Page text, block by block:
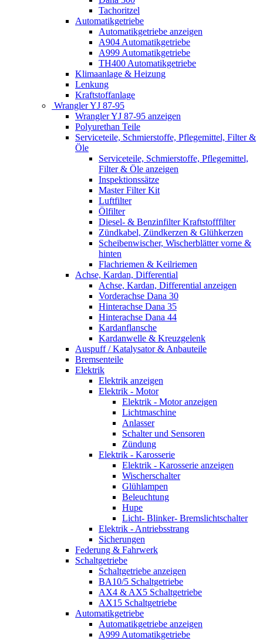
Tachoritzel
Automatikgetriebe
Automatikgetriebe anzeigen
A904 Automatikgetriebe
A999 Automatikgetriebe
TH400 Automatikgetriebe
Klimaanlage & Heizung
Lenkung
Kraftstoffanlage
Wrangler YJ 87-95
Wrangler YJ 87-95 anzeigen
Polyurethan Teile
Serviceteile, Schmierstoffe, Pflegemittel, Filter &
Öle
Serviceteile, Schmierstoffe, Pflegemittel,
Filter & Öle anzeigen
Inspektionssätze
Master Filter Kit
Luftfilter
Ölfilter
Diesel- & Benzinfilter Kraftstofffilter
Zündkabel, Zündkerzen & Glühkerzen
Scheibenwischer, Wischerblätter vorne &
hinten
Flachriemen & Keilriemen
Achse, Kardan, Differential
Achse, Kardan, Differential anzeigen
Vorderachse Dana 30
Hinterachse Dana 35
Hinterachse Dana 44
Kardanflansche
Kardanwelle & Kreuzgelenk
Auspuff / Katalysator & Anbauteile
Bremsenteile
Elektrik
Elektrik anzeigen
Elektrik - Motor
Elektrik - Motor anzeigen
Lichtmaschine
Anlasser
Schalter und Sensoren
Zündung
Elektrik - Karosserie
Elektrik - Karosserie anzeigen
Wischerschalter
Glühlampen
Beleuchtung
Hupe
Licht- Blinker- Bremslichtschalter
Elektrik - Antriebsstrang
Sicherungen
Federung & Fahrwerk
Schaltgetriebe
Schaltgetriebe anzeigen
BA10/5 Schaltgetriebe
AX4 & AX5 Schaltgetriebe
AX15 Schaltgetriebe
Automatikgetriebe
Automatikgetriebe anzeigen
A999 Automatikgetriebe